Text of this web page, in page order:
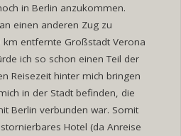
in Berlin anzukommen.
einen anderen Zug zu
entfernte Großstadt Verona
ich so schon einen Teil der
Reisezeit hinter mich bringen
in der Stadt befinden, die
Berlin verbunden war. Somit
Hotel (da Anreise